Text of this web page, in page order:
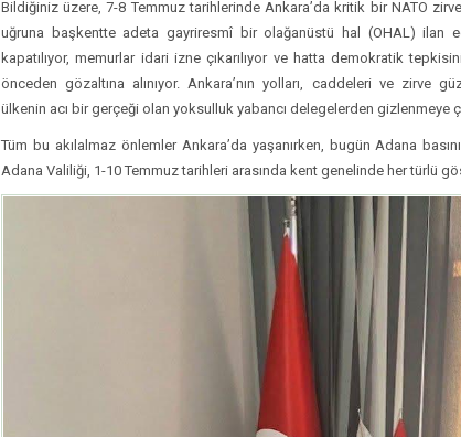
Bildiğiniz üzere, 7-8 Temmuz tarihlerinde Ankara’da kritik bir NATO
uğruna başkentte adeta gayriresmî bir olağanüstü hal (OHAL) ilan
kapatılıyor, memurlar idari izne çıkarılıyor ve hatta demokratik
önceden gözaltına alınıyor. Ankara’nın yolları, caddeleri ve zirve
ülkenin acı bir gerçeği olan yoksulluk yabancı delegelerden gizlenmeye
Tüm bu akılalmaz önlemler Ankara’da yaşanırken, bugün Adana
Adana Valiliği, 1-10 Temmuz tarihleri arasında kent genelinde her türlü